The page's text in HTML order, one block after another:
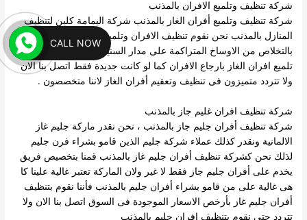
شركة تنظيف وتلميع الافران بالمذنب
شركة تنظيف وتلميع أفران الغاز بالمذنب شركة اليمامة كلين لتنظيف
المنازل بالمذنب نحن نقوم تنظيف الافران وتلميع الافران ، ونقوم
بالتخلاص من الاوساخ المتراكمة على مدار السنين ، كما تقوم شركة
تلميع افران الغاز بارجاع الافران كما لو كانت جديدة فقط اتصل بنا الان
ولا تتردد متميزون فى تنظيف وتعقيم أفران الغاز لاننا متخصصون .
شركة تنظيف افران غليم جاز بالمذنب
شركة تنظيف أفران جليم جاز بالمذنب ، نحن نقدر ماركة جليم غاز
الالمانية ونقدر كذلك عملاء شركة جليم الذين قامو بشراء فرن جليم
لذلك نحن كشركة تنظيف أفران جليم غاز بالمذنب قمنا بتخصيص فريق
يخدم على أفران جليم جاز فقط لا غير ولان الماركة تعتبر غالية علينا كا
هى غالية على من قامو بشراء أفران جليم بالمذنب فأننا نقوم بتنظيف
أفران جليم غاز بأرخص الاسعار الموجودة فى السوق اتصل بنا الان ولا
تتردد حتى نقوم بتنظيف افران جليم بالمذنب
CALL NOW